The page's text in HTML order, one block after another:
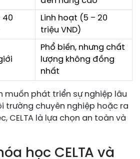
40
Linh hoạt (5 – 20
triệu VND)
Phổ biến, nhưng chất
lượng không đồng
nhất
muốn phát triển sự nghiệp lâu
trường chuyên nghiệp hoặc ra
CELTA là lựa chọn an toàn và
học CELTA và